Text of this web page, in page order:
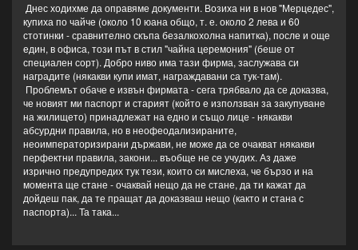
Днес ходихме да оправяме документи. Возиха ни в нов "Мерцедес",
купиха по чайче (около 10 юана общо, т. е. около 2 лева и 60
стотинки - сравнително скъпа безалкохолна напитка), после и още
един, в офиса, този път в стил "чайна церемония" (беше от
специален сорт). Добро ниво има тази фирма, заслужава си
наградите (някакви купи имат, награждавани са тук-там).
Проблемът обаче е извън фирмата - сега трябвало да се доказва,
че новият ми паспорт и старият (който е използван за закупуване
на жилището) принадлежат на едно и също лице - някакви
абсурдни правила, но в неофеодализираните,
неоимператоризирани държави, не може да се очакват някакви
перфектни правила, закони... въобще не се учудих. Аз даже
изрично предупредих тук тези, които си мислеха, че бързо и на
момента ще стане - очаквай нещо да не стане, да ти кажат да
дойдеш пак, да те пращат да доказваш нещо (както и стана с
паспорта)... Та така...